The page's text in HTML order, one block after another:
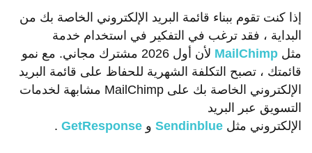
إذا كنت تقوم ببناء قائمة البريد الإلكتروني الخاصة بك من
البداية ، فقد ترغب في التفكير في استخدام خدمة
مثلMailChimp
لأن أول 2026 مشترك مجاني. مع نمو
قائمتك ، تصبح التكلفة الشهرية للحفاظ على قائمة البريد
الإلكتروني الخاصة بك على MailChimp مشابهة لخدمات
التسويق عبر البريد
الإلكتروني مثلSendinblue وGetResponse
.